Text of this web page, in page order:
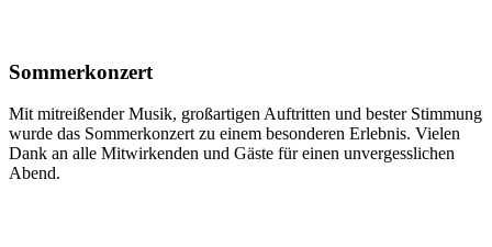
Sommerkonzert
Mit mitreißender Musik, großartigen Auftritten und bester Stimmung
wurde das Sommerkonzert zu einem besonderen Erlebnis. Vielen
Dank an alle Mitwirkenden und Gäste für einen unvergesslichen
Abend.